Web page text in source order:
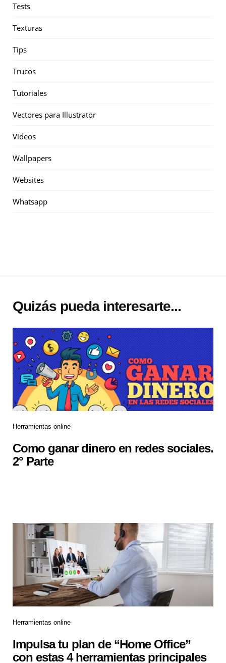
Tests
Texturas
Tips
Trucos
Tutoriales
Vectores para Illustrator
Videos
Wallpapers
Websites
Whatsapp
Quizás pueda interesarte...
Herramientas online
Como ganar dinero en redes sociales.
2° Parte
Herramientas online
Impulsa tu plan de “Home Office”
con estas 4 herramientas principales